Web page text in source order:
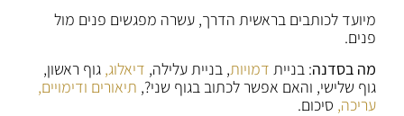
מיועד לכותבים בראשית הדרך, עשרה מפגשים פנים מול
פנים.
מה בסדנה: בניית דמויות, בניית עלילה, דיאלוג, גוף ראשון,
גוף שלישי, והאם אפשר לכתוב בגוף שני?, תיאורים ודימויים,
עריכה, סיכום.